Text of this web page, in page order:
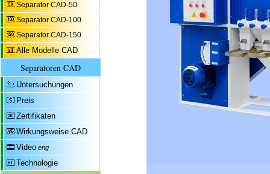
Separator CAD-50
Separator CAD-100
Separator CAD-150
Alle Modelle CAD
Separatoren CAD
Untersuchungen
Preis
Zertifikaten
Wirkungsweise CAD
Video eng
Technologie